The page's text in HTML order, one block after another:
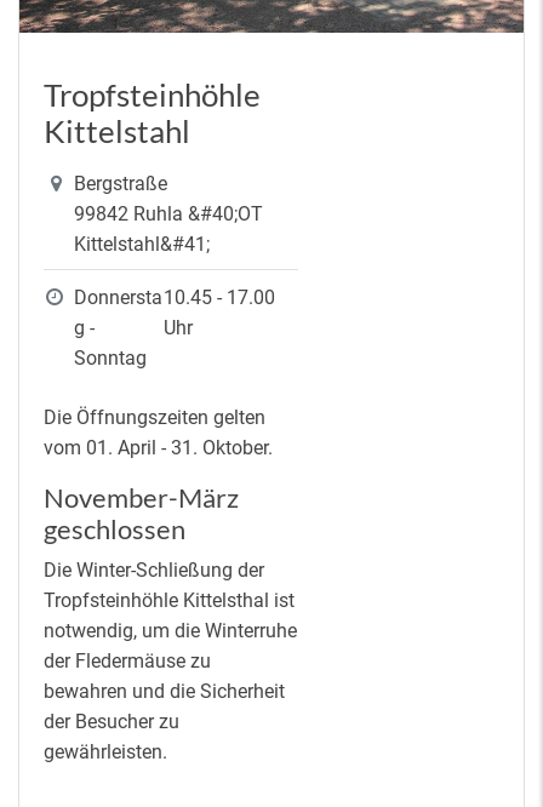
Tropfsteinhöhle
Kittelstahl
Bergstraße
99842 Ruhla &#40;OT
Kittelstahl&#41;
Donnersta
g -
Sonntag
10.45 - 17.00
Uhr
Die Öffnungszeiten gelten
vom 01. April - 31. Oktober.
November-März
geschlossen
Die Winter-Schließung der
Tropfsteinhöhle Kittelsthal ist
notwendig, um die Winterruhe
der Fledermäuse zu
bewahren und die Sicherheit
der Besucher zu
gewährleisten.